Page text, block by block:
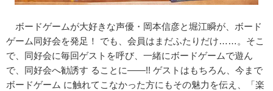
ボードゲームが大好きな声優・岡本信彦と堀江瞬が、ボード
ゲーム同好会を発足！ でも、会員はまだふたりだけ……。そこ
で、同好会に毎回ゲストを呼び、一緒にボードゲームで遊ん
で、同好会へ勧誘す ることに――!! ゲストはもちろん、今まで
ボードゲーム に触れてこなかった方にもその魅力を伝え、「楽